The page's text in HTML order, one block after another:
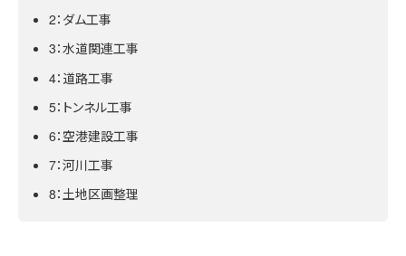
2：ダム工事
3：水道関連工事
4：道路工事
5：トンネル工事
6：空港建設工事
7：河川工事
8：土地区画整理